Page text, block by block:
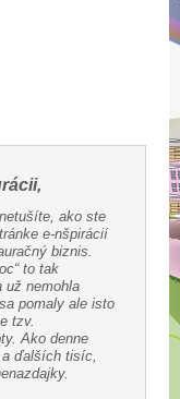
ako ste
e-nšpirácií
biznis.
to tak
už nemohla
pomaly ale isto
tzv.
Ako denne
ďalších tisíc,